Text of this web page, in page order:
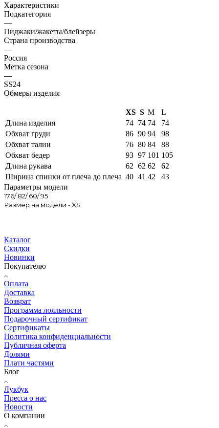
Характеристики
Подкатегория
—
Пиджаки/жакеты/блейзеры
Страна производства
—
Россия
Метка сезона
—
SS24
Обмеры изделия
XS S M
L
Длина изделия
74 74 74
74
Обхват груди
86 90 94
98
Обхват талии
76 80 84
88
Обхват бедер
93 97 101 105
Длина рукава
62 62 62
62
Ширина спинки от плеча до плеча 40 41 42
43
Параметры модели
176/ 82/ 60/ 95
Размер на модели - XS
Каталог
Скидки
Новинки
Покупателю
Оплата
Доставка
Возврат
Программа лояльности
Подарочный сертификат
Сертификаты
Политика конфиденциальности
Публичная оферта
Долями
Плати частями
Блог
Лукбук
Пресса о нас
Новости
О компании